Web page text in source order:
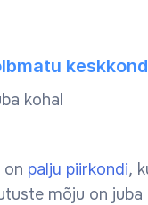
keskkond
kohal
on palju piirkondi,
mõju on juba